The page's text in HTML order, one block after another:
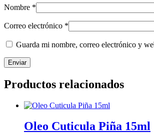
Nombre *
Correo electrónico *
Guarda mi nombre, correo electrónico y
Productos relacionados
Oleo Cuticula Piña 15ml